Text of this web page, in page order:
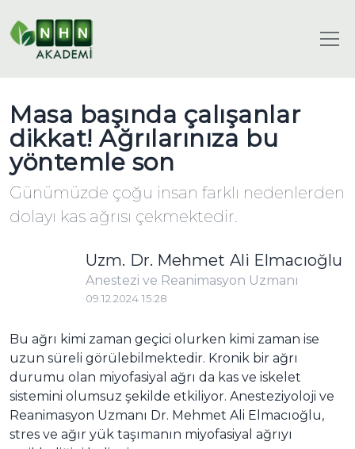
Masa başında çalışanlar
dikkat! Ağrılarınıza bu
yöntemle son
Günümüzde çoğu insan farklı nedenlerden
dolayı kas ağrısı çekmektedir.
Uzm. Dr. Mehmet Ali Elmacıoğlu
Anestezi ve Reanimasyon Uzmanı
09.12.2024 15:28
Bu ağrı kimi zaman geçici olurken kimi zaman ise
uzun süreli görülebilmektedir. Kronik bir ağrı
durumu olan miyofasiyal ağrı da kas ve iskelet
sistemini olumsuz şekilde etkiliyor. Anesteziyoloji ve
Reanimasyon Uzmanı Dr. Mehmet Ali Elmacıoğlu,
stres ve ağır yük taşımanın miyofasiyal ağrıyı